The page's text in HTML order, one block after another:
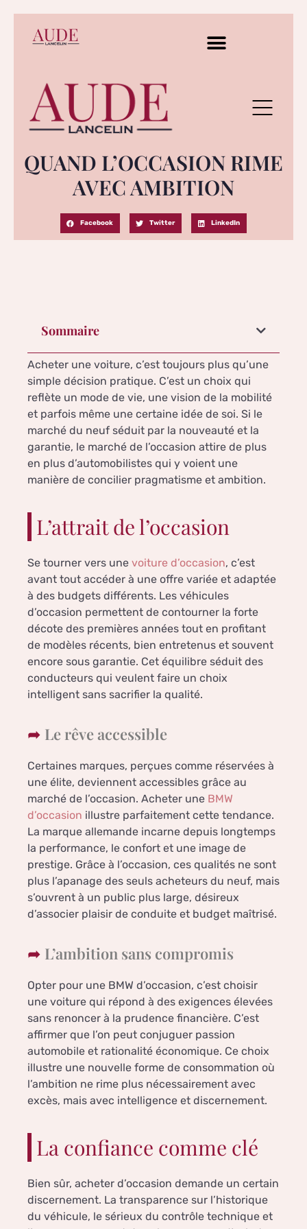
QUAND L’OCCASION RIME
AVEC AMBITION
Facebook Twitter LinkedIn
Sommaire
Acheter une voiture, c’est toujours plus qu’une
simple décision pratique. C’est un choix qui
reflète un mode de vie, une vision de la mobilité
et parfois même une certaine idée de soi. Si le
marché du neuf séduit par la nouveauté et la
garantie, le marché de l’occasion attire de plus
en plus d’automobilistes qui y voient une
manière de concilier pragmatisme et ambition.
L’attrait de l’occasion
Se tourner vers une voiture d’occasion, c’est
avant tout accéder à une offre variée et adaptée
à des budgets différents. Les véhicules
d’occasion permettent de contourner la forte
décote des premières années tout en profitant
de modèles récents, bien entretenus et souvent
encore sous garantie. Cet équilibre séduit des
conducteurs qui veulent faire un choix
intelligent sans sacrifier la qualité.
Le rêve accessible
Certaines marques, perçues comme réservées à
une élite, deviennent accessibles grâce au
marché de l’occasion. Acheter une BMW
d’occasion illustre parfaitement cette tendance.
La marque allemande incarne depuis longtemps
la performance, le confort et une image de
prestige. Grâce à l’occasion, ces qualités ne sont
plus l’apanage des seuls acheteurs du neuf, mais
s’ouvrent à un public plus large, désireux
d’associer plaisir de conduite et budget maîtrisé.
L’ambition sans compromis
Opter pour une BMW d’occasion, c’est choisir
une voiture qui répond à des exigences élevées
sans renoncer à la prudence financière. C’est
affirmer que l’on peut conjuguer passion
automobile et rationalité économique. Ce choix
illustre une nouvelle forme de consommation où
l’ambition ne rime plus nécessairement avec
excès, mais avec intelligence et discernement.
La confiance comme clé
Bien sûr, acheter d’occasion demande un certain
discernement. La transparence sur l’historique
du véhicule, le sérieux du contrôle technique et